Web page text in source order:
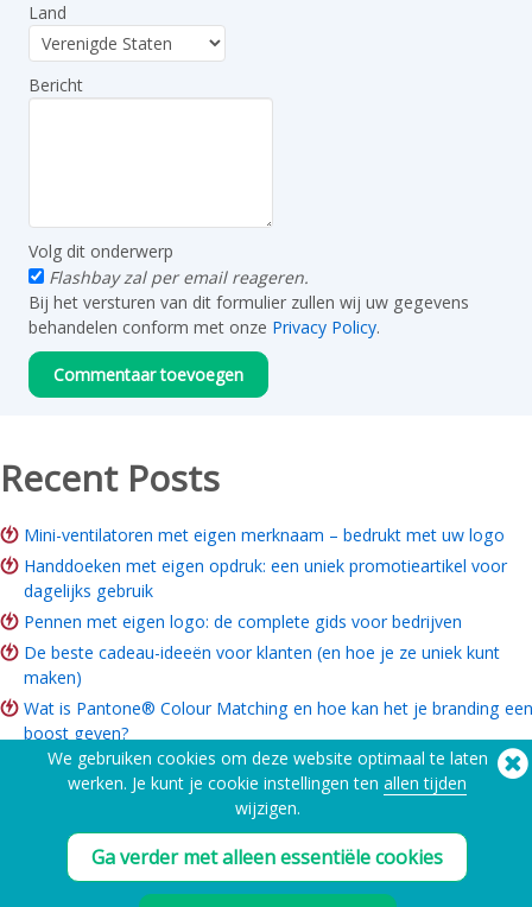
Land
Bericht
Volg dit onderwerp
Flashbay zal per email reageren.
Bij het versturen van dit formulier zullen wij uw gegevens
behandelen conform met onze Privacy Policy.
Recent Posts
Mini-ventilatoren met eigen merknaam – bedrukt met uw logo
Handdoeken met eigen opdruk: een uniek promotieartikel voor
dagelijks gebruik
Pennen met eigen logo: de complete gids voor bedrijven
De beste cadeau-ideeën voor klanten (en hoe je ze uniek kunt
maken)
Wat is Pantone® Colour Matching en hoe kan het je branding een
boost geven?
ROI van merkartikelen: Is het de moeite waard voor uw bedrijf?
Gids voor merchandise voor goede doelen: Ideeën, budget & hoe
Hulp nodig? Telefoon:(650) 938-3500 (US)
We gebruiken cookies om deze website optimaal te laten
werken. Je kunt je cookie instellingen ten allen tijden
wijzigen.
Ga verder met alleen essentiële cookies